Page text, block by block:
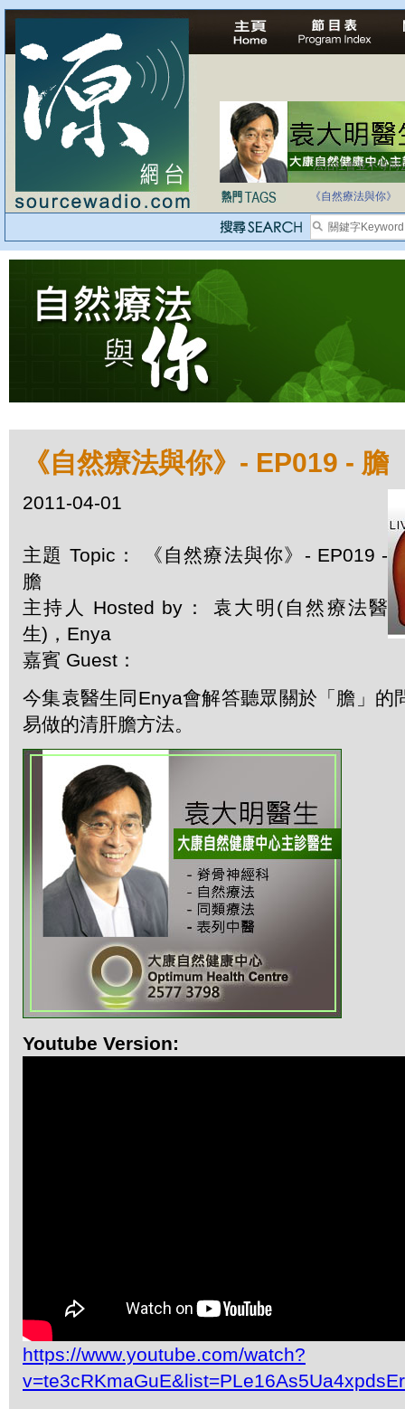
法治社會並不等同
《自然療法與你》
《自然療法與你》- EP019 - 膽
2011-04-01
主題 Topic： 《自然療法與你》- EP019 -
膽
主持人 Hosted by： 袁大明(自然療法醫
生)，Enya
嘉賓 Guest：
今集袁醫生同Enya會解答聽眾關於「膽」的
易做的清肝膽方法。
Youtube Version:
https://www.youtube.com/watch?